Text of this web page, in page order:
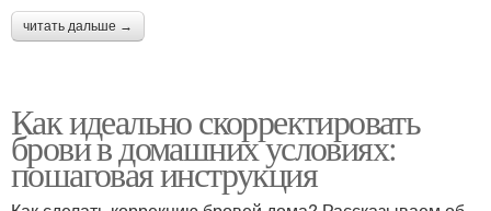
читать дальше →
Как идеально скорректировать
брови в домашних условиях:
пошаговая инструкция